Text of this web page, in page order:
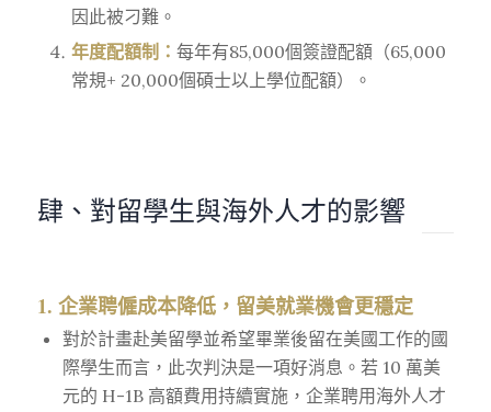
因此被刁難。
年度配額制： 每年有85,000個簽證配額（65,000
常規+ 20,000個碩士以上學位配額）。
肆、對留學生與海外人才的影響
1. 企業聘僱成本降低，留美就業機會更穩定
對於計畫赴美留學並希望畢業後留在美國工作的國
際學生而言，此次判決是一項好消息。若 10 萬美
元的 H-1B 高額費用持續實施，企業聘用海外人才